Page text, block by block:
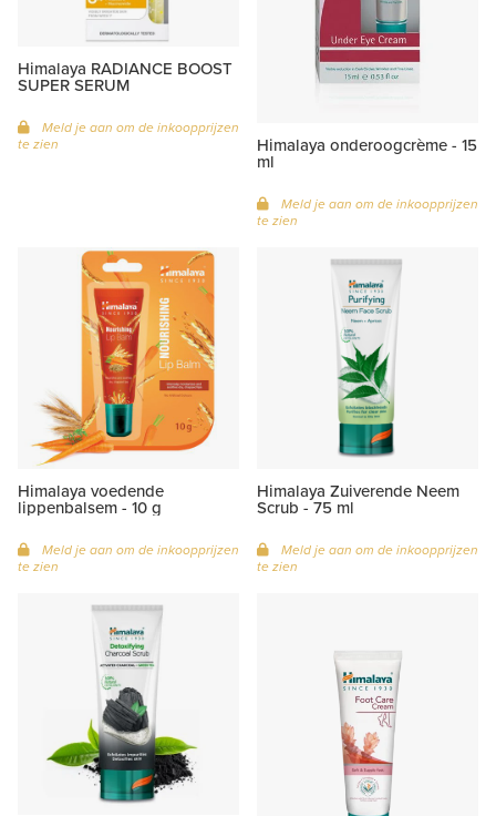
Himalaya RADIANCE BOOST
SUPER SERUM
Meld je aan om de inkoopprijzen
te zien
Himalaya onderoogcrème - 15
ml
Meld je aan om de inkoopprijzen
te zien
Himalaya voedende
lippenbalsem - 10 g
Meld je aan om de inkoopprijzen
te zien
Himalaya Zuiverende Neem
Scrub - 75 ml
Meld je aan om de inkoopprijzen
te zien